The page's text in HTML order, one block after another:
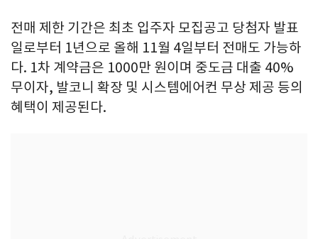
전매 제한 기간은 최초 입주자 모집공고 당첨자 발표
일로부터 1년으로 올해 11월 4일부터 전매도 가능하
다. 1차 계약금은 1000만 원이며 중도금 대출 40%
무이자, 발코니 확장 및 시스템에어컨 무상 제공 등의
혜택이 제공된다.